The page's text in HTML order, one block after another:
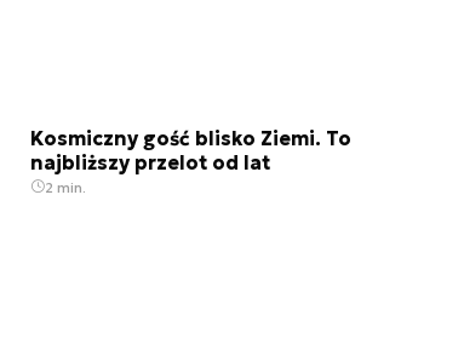
Kosmiczny gość blisko Ziemi. To
najbliższy przelot od lat
2 min.